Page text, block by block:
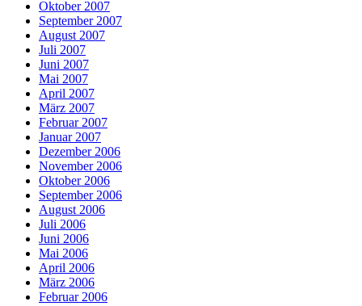
Oktober 2007
September 2007
August 2007
Juli 2007
Juni 2007
Mai 2007
April 2007
März 2007
Februar 2007
Januar 2007
Dezember 2006
November 2006
Oktober 2006
September 2006
August 2006
Juli 2006
Juni 2006
Mai 2006
April 2006
März 2006
Februar 2006